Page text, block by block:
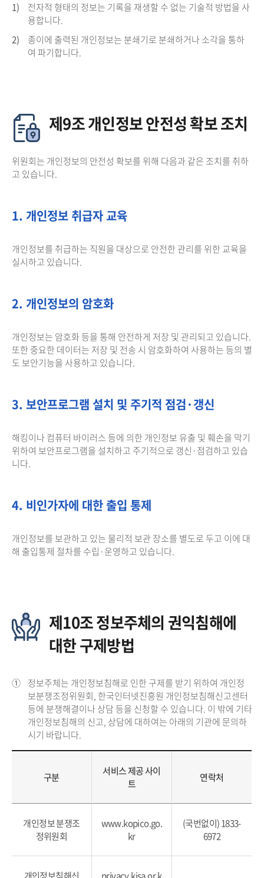
1)
전자적 형태의 정보는 기록을 재생할 수 없는 기술적 방법을 사
용합니다.
2)
종이에 출력된 개인정보는 분쇄기로 분쇄하거나 소각을 통하
여 파기합니다.
제9조 개인정보 안전성 확보 조치
위원회는 개인정보의 안전성 확보를 위해 다음과 같은 조치를 취하
고 있습니다.
1. 개인정보 취급자 교육
개인정보를 취급하는 직원을 대상으로 안전한 관리를 위한 교육을
실시하고 있습니다.
2. 개인정보의 암호화
개인정보는 암호화 등을 통해 안전하게 저장 및 관리되고 있습니다.
또한 중요한 데이터는 저장 및 전송 시 암호화하여 사용하는 등의 별
도 보안기능을 사용하고 있습니다.
3. 보안프로그램 설치 및 주기적 점검·갱신
해킹이나 컴퓨터 바이러스 등에 의한 개인정보 유출 및 훼손을 막기
위하여 보안프로그램을 설치하고 주기적으로 갱신·점검하고 있습
니다.
4. 비인가자에 대한 출입 통제
개인정보를 보관하고 있는 물리적 보관 장소를 별도로 두고 이에 대
해 출입통제 절차를 수립·운영하고 있습니다.
제10조 정보주체의 권익침해에
대한 구제방법
① 정보주체는 개인정보침해로 인한 구제를 받기 위하여 개인정
보분쟁조정위원회, 한국인터넷진흥원 개인정보침해신고센터
등에 분쟁해결이나 상담 등을 신청할 수 있습니다. 이 밖에 기타
개인정보침해의 신고, 상담에 대하여는 아래의 기관에 문의하
시기 바랍니다.
구분
서비스 제공 사이
트
연락처
개인정보 분쟁조
정위원회
www.kopico.go.
kr
(국번없이) 1833-
6972
개인정보침해신 privacy.kisa.or.k